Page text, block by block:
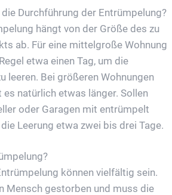
Durchführung der Entrümpelung?
hängt von der Größe des zu
ab. Für eine mittelgroße Wohnung
etwa einen Tag, um die
leeren. Bei größeren Wohnungen
es natürlich etwas länger. Sollen
oder Garagen mit entrümpelt
Leerung etwa zwei bis drei Tage.
können vielfältig sein.
Mensch gestorben und muss die